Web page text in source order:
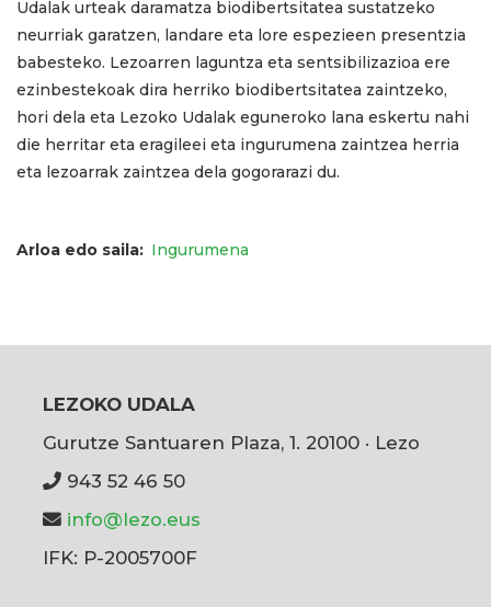
Udalak urteak daramatza biodibertsitatea sustatzeko
neurriak garatzen, landare eta lore espezieen presentzia
babesteko. Lezoarren laguntza eta sentsibilizazioa ere
ezinbestekoak dira herriko biodibertsitatea zaintzeko,
hori dela eta Lezoko Udalak eguneroko lana eskertu nahi
die herritar eta eragileei eta ingurumena zaintzea herria
eta lezoarrak zaintzea dela gogorarazi du.
Arloa edo saila Ingurumena
LEZOKO UDALA
Gurutze Santuaren Plaza, 1. 20100 · Lezo
943 52 46 50
info@lezo.eus
IFK: P-2005700F